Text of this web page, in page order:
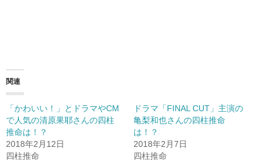
関連
「かわいい！」とドラマやCM
で人気の清原果耶さんの四柱
推命は！？
2018年2月12日
四柱推命
ドラマ「FINAL CUT」主演の
亀梨和也さんの四柱推命
は！？
2018年2月7日
四柱推命